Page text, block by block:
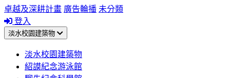
卓越及深耕計畫 廣告輪播 未分類
登入
淡水校園建築物
淡水校園建築物
紹謨紀念游泳館